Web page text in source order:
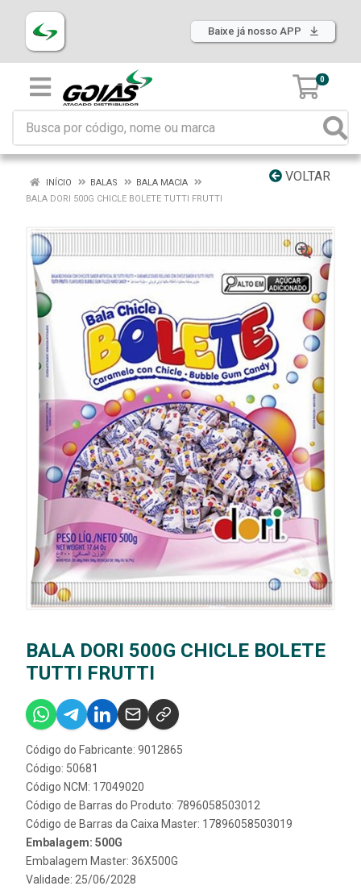
Baixe já nosso APP
0
VOLTAR
INÍCIO BALAS
BALA MACIA
BALA DORI 500G CHICLE BOLETE TUTTI FRUTTI
BALA DORI 500G CHICLE BOLETE
TUTTI FRUTTI
Código do Fabricante: 9012865
Código: 50681
Código NCM: 17049020
Código de Barras do Produto: 7896058503012
Código de Barras da Caixa Master: 17896058503019
Embalagem: 500G
Embalagem Master: 36X500G
Validade: 25/06/2028